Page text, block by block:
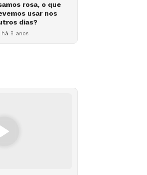
rosa, o que
usar nos
dias?
há 8 anos